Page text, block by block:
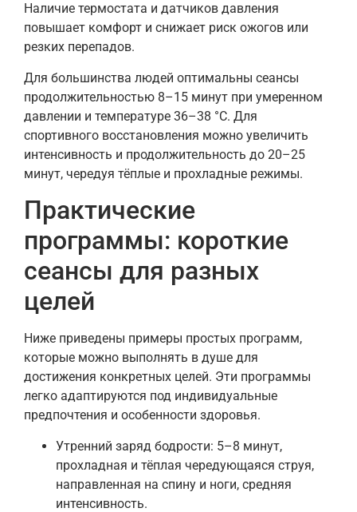
Наличие термостата и датчиков давления
повышает комфорт и снижает риск ожогов или
резких перепадов.
Для большинства людей оптимальны сеансы
продолжительностью 8–15 минут при умеренном
давлении и температуре 36–38 °C. Для
спортивного восстановления можно увеличить
интенсивность и продолжительность до 20–25
минут, чередуя тёплые и прохладные режимы.
Практические
программы: короткие
сеансы для разных
целей
Ниже приведены примеры простых программ,
которые можно выполнять в душе для
достижения конкретных целей. Эти программы
легко адаптируются под индивидуальные
предпочтения и особенности здоровья.
Утренний заряд бодрости: 5–8 минут,
прохладная и тёплая чередующаяся струя,
направленная на спину и ноги, средняя
интенсивность.